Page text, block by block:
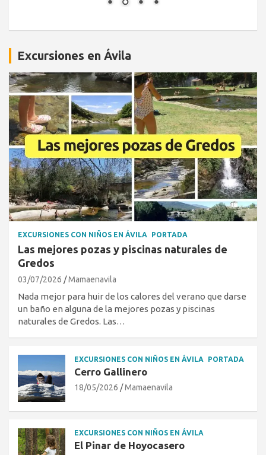
Excursiones en Ávila
EXCURSIONES CON NIÑOS EN ÁVILA PORTADA
Las mejores pozas y piscinas naturales de
Gredos
03/07/2026 Mamaenavila
Nada mejor para huir de los calores del verano que darse
un baño en alguna de la mejores pozas y piscinas
naturales de Gredos. Las…
EXCURSIONES CON NIÑOS EN ÁVILA PORTADA
Cerro Gallinero
18/05/2026 Mamaenavila
EXCURSIONES CON NIÑOS EN ÁVILA
El Pinar de Hoyocasero